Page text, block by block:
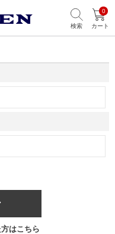
検索
0
カート
はこちら